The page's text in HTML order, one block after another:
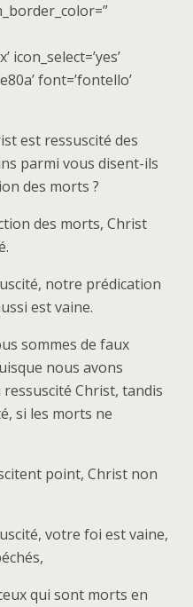
icon_select=’yes’
font=’fontello’
est ressuscité des
parmi vous disent-ils
des morts ?
des morts, Christ
notre prédication
est vaine.
sommes de faux
nous avons
Christ, tandis
si les morts ne
point, Christ non
votre foi est vaine,
qui sont morts en